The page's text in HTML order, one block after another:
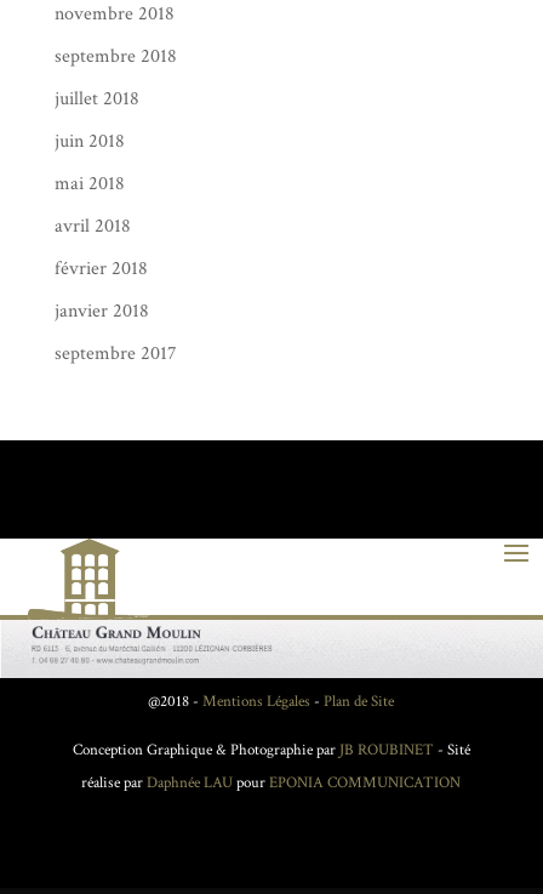
novembre 2018
septembre 2018
juillet 2018
juin 2018
mai 2018
avril 2018
février 2018
janvier 2018
septembre 2017
@2018 - Mentions Légales - Plan de Site
Conception Graphique & Photographie par JB ROUBINET - Sité
réalise parDaphnée LAUpourEPONIA COMMUNICATION